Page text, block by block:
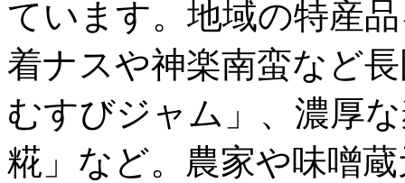
ています。地域の特産
着ナスや神楽南蛮など
むすびジャム」、濃厚
糀」など。農家や味噌